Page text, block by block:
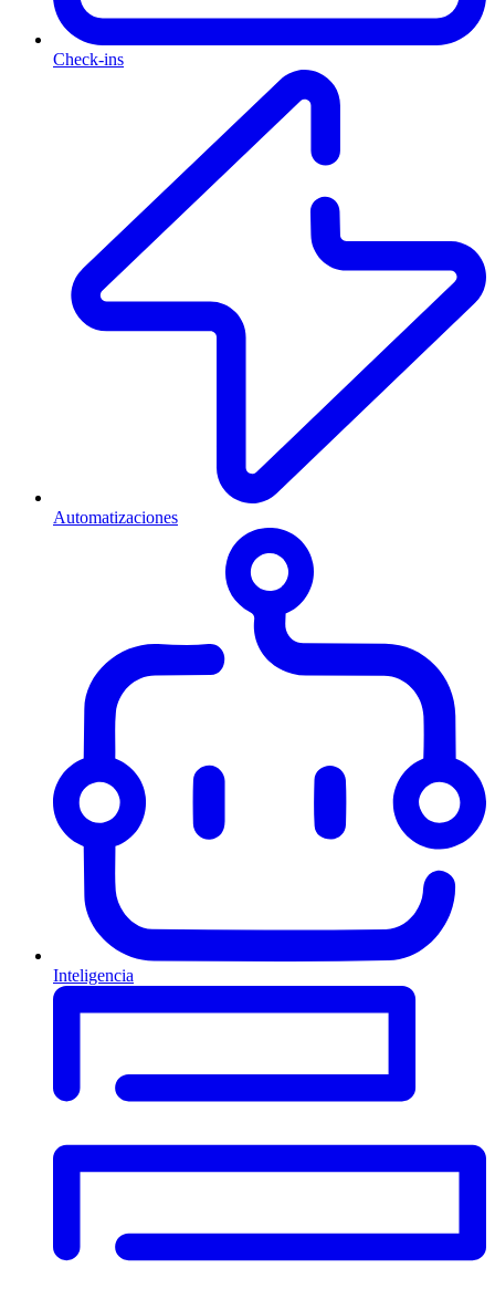
Check-ins
Automatizaciones
Inteligencia